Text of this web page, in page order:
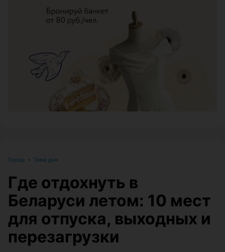
Город • Тема дня
Где отдохнуть в
Беларуси летом: 10 мест
для отпуска, выходных и
перезагрузки